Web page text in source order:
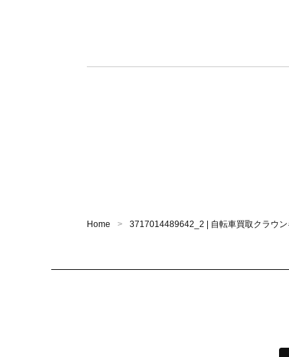
Home 3717014489642_2 | 自転車買取クラウ